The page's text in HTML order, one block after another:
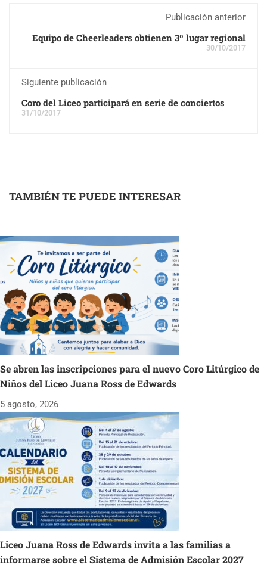
Publicación anterior
Equipo de Cheerleaders obtienen 3º lugar regional
30/10/2017
Siguiente publicación
Coro del Liceo participará en serie de conciertos
31/10/2017
TAMBIÉN TE PUEDE INTERESAR
Se abren las inscripciones para el nuevo Coro Litúrgico de
Niños del Liceo Juana Ross de Edwards
5 agosto, 2026
Liceo Juana Ross de Edwards invita a las familias a
informarse sobre el Sistema de Admisión Escolar 2027